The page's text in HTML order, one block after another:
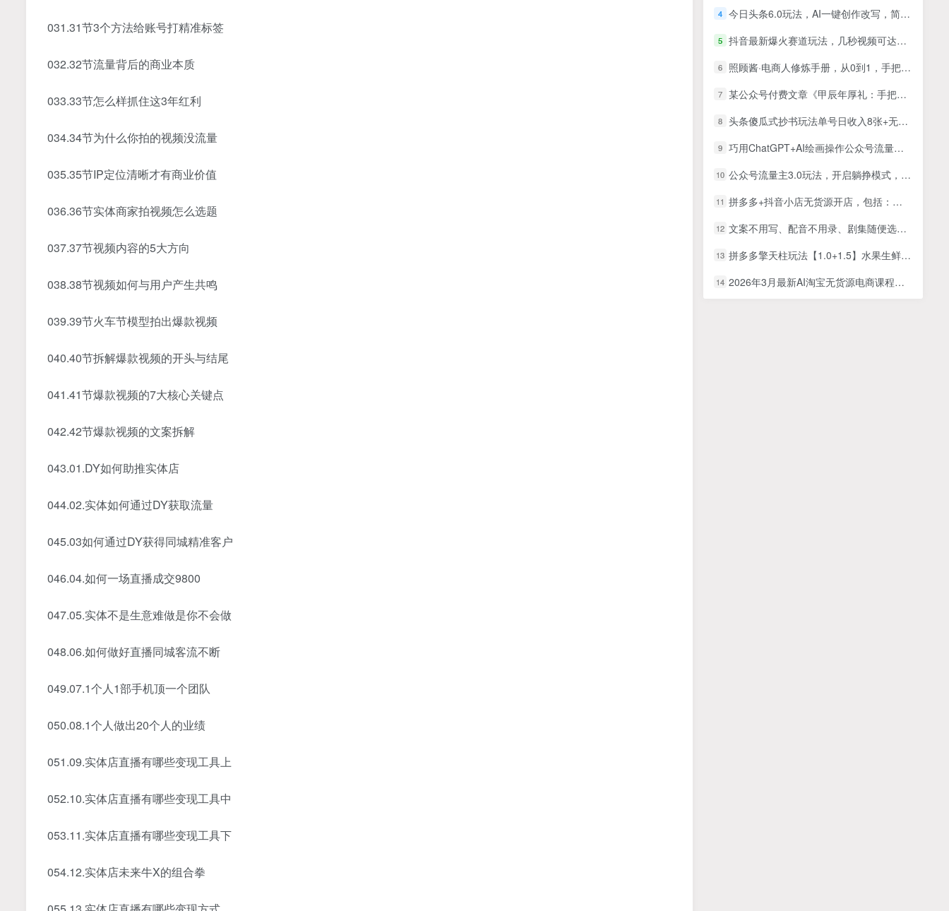
031.31节3个方法给账号打精准标签
032.32节流量背后的商业本质
033.33节怎么样抓住这3年红利
034.34节为什么你拍的视频没流量
035.35节IP定位清晰才有商业价值
036.36节实体商家拍视频怎么选题
037.37节视频内容的5大方向
038.38节视频如何与用户产生共鸣
039.39节火车节模型拍出爆款视频
040.40节拆解爆款视频的开头与结尾
041.41节爆款视频的7大核心关键点
042.42节爆款视频的文案拆解
043.01.DY如何助推实体店
044.02.实体如何通过DY获取流量
045.03如何通过DY获得同城精准客户
046.04.如何一场直播成交9800
047.05.实体不是生意难做是你不会做
048.06.如何做好直播同城客流不断
049.07.1个人1部手机顶一个团队
050.08.1个人做出20个人的业绩
051.09.实体店直播有哪些变现工具上
052.10.实体店直播有哪些变现工具中
053.11.实体店直播有哪些变现工具下
054.12.实体店未来牛X的组合拳
4 今日头条6.0玩法，AI一键创作改写，简单易上手，轻松日入1000+
5 抖音最新爆火赛道玩法，几秒视频可达百万播放，小白必备（附素材）【揭秘】
6 照顾酱·电商人修炼手册，从0到1，手把手教你理解淘宝运营底层逻辑
7 某公众号付费文章《甲辰年厚礼：手把手教你布置今年的家居风水》
8 头条傻瓜式抄书玩法单号日收入8张+无脑操作，简单粗暴，小白轻松上手，附保姆级教程
9 巧用ChatGPT+AI绘画操作公众号流量主变现项目，发布文章涨粉变现
10 公众号流量主3.0玩法，开启躺挣模式，轻松日入3张+【揭秘】
11 拼多多+抖音小店无货源开店，包括：选品、运营、基础、付费推广、爆款案例等(更新25年6月)
12 文案不用写、配音不用录、剧集随便选！AI驱动抖音精选电视剧解说，单日收益高达两千+
13 拼多多擎天柱玩法【1.0+1.5】​​水果生鲜最快2小时起飞，​标品最慢2天起链接（更新）
14 2026年3月最新AI淘宝无货源电商课程，0基础新手也能操作，长期稳定玩法，月入1W+（更新0419）